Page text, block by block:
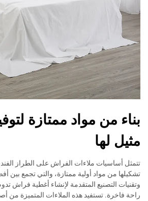
بناء من مواد ممتازة
مثيل لها
تتمثل أساسيات ملاءات الفراش على الطراز
تشكيلها من مواد أولية ممتازة، والتي تجمع بين
وتقنيات التصنيع المتقدمة لإنشاء أغطية فراش
راحة فاخرة. تستفيد هذه الملاءات المتميزة من